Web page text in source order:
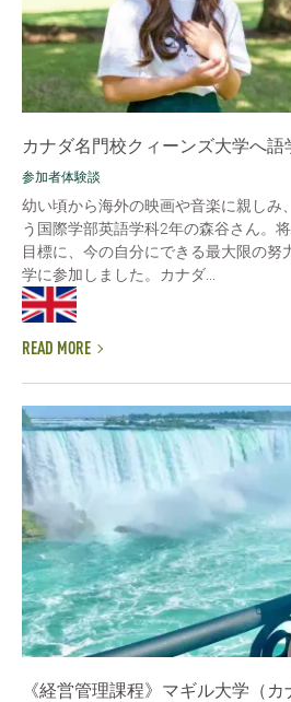
カナダ名門校クィーンズ大学へ語
参加者体験談
幼い頃から海外の映画や音楽に親しみ
う国際学部英語学科2年の森谷さん。
目標に、今の自分にできる最大限の努
学に参加しました。カナダ...
READ MORE
《経営管理課程》マギル大学（